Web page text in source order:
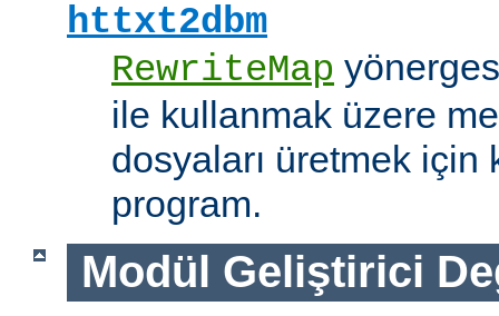
httxt2dbm
RewriteMap
ile kullanmak üzere
dosyaları üretmek için
program.
Modül Geliştirici